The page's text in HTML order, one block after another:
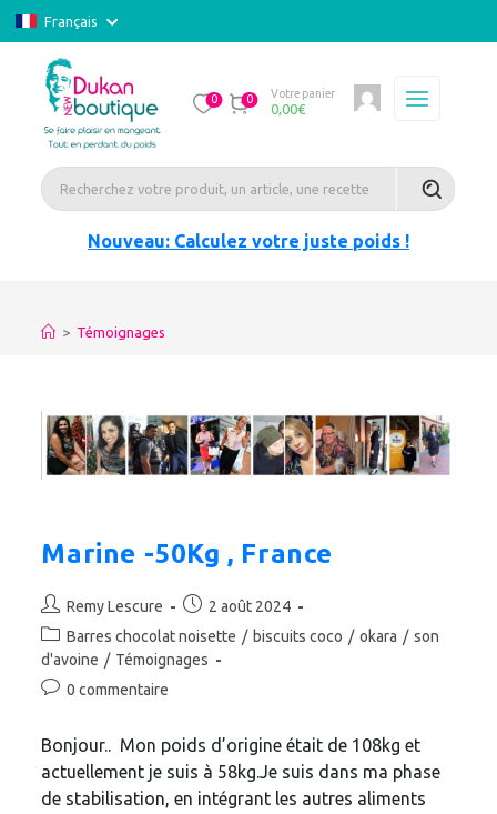
Français
0 0 Votre panier
0,00€
Nouveau: Calculez votre juste poids !
> Témoignages
Marine -50Kg , France
Remy Lescure
2 août 2024
Barres chocolat noisette / biscuits coco / okara / son
d'avoine / Témoignages
0 commentaire
Bonjour.. Mon poids d’origine était de 108kg et
actuellement je suis à 58kg.Je suis dans ma phase
de stabilisation, en intégrant les autres aliments